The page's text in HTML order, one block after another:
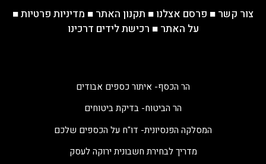
צור קשר ■ פרסם אצלנו ■ תקנון האתר ■ מדיניות פרטיות■
על האתר ■ רכישת לידים דרכינו
הר הכסף- איתור כספים אבודים
הר הביטוח- בדיקת ביטוחים
המסלקה הפנסיונית- דו"ח על הכספים שלכם
מדריך לבחירת חשבונית ירוקה לעסק